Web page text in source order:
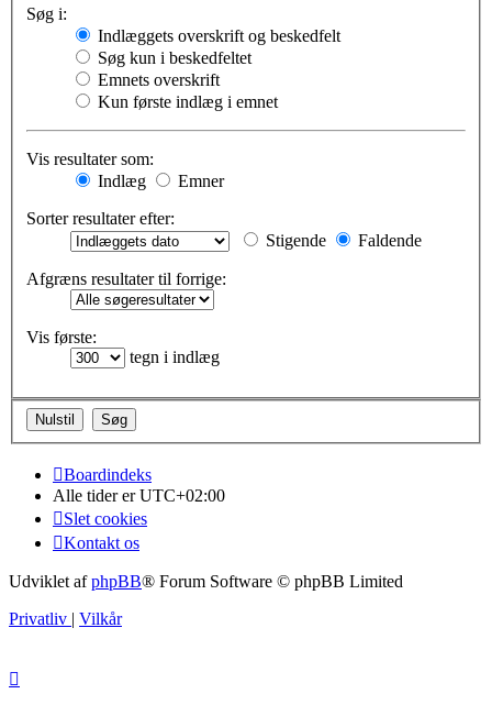
Søg i:
Indlæggets overskrift og beskedfelt
Søg kun i beskedfeltet
Emnets overskrift
Kun første indlæg i emnet
Vis resultater som:
Indlæg
Emner
Sorter resultater efter:
Stigende
Faldende
Afgræns resultater til forrige:
Vis første:
tegn i indlæg
Boardindeks
Alle tider erUTC+02:00
Slet cookies
Kontakt os
Udviklet afphpBB® Forum Software © phpBB Limited
Privatliv | Vilkår